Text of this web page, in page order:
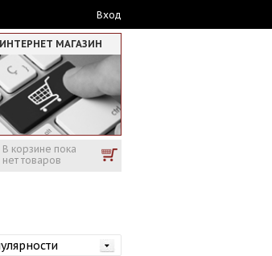
Вход
ИНТЕРНЕТ МАГАЗИН
В корзине пока
нет товаров